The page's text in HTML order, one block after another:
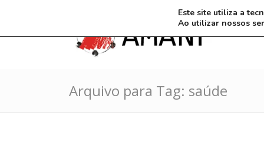
Arquivo para Tag: saúde
Este site utiliza a
Ao utilizar nossos